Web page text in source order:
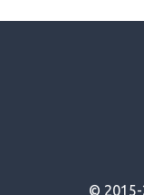
© 2015-